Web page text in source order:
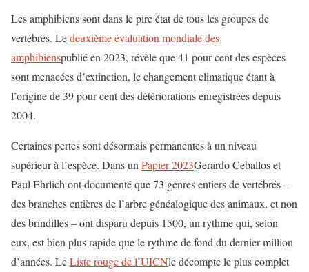
Les amphibiens sont dans le pire état de tous les groupes de
vertébrés. Ledeuxième évaluation mondiale des
amphibienspublié en 2023, révèle que 41 pour cent des espèces
sont menacées d’extinction, le changement climatique étant à
l’origine de 39 pour cent des détériorations enregistrées depuis
2004.
Certaines pertes sont désormais permanentes à un niveau
supérieur à l’espèce. Dans un Papier 2023Gerardo Ceballos et
Paul Ehrlich ont documenté que 73 genres entiers de vertébrés –
des branches entières de l’arbre généalogique des animaux, et non
des brindilles – ont disparu depuis 1500, un rythme qui, selon
eux, est bien plus rapide que le rythme de fond du dernier million
d’années. LeListe rouge de l’UICNle décompte le plus complet